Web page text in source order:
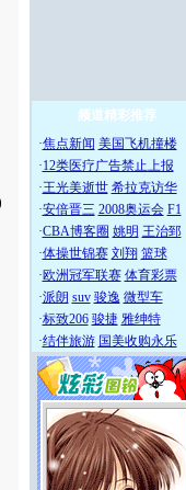
频道精彩推荐
·焦点新闻 美国飞机撞楼
·12类医疗广告禁止上报
·王光美逝世 希拉克访华
·安倍晋三 2008奥运会 F1
·CBA博客圈 姚明 王治郅
·体操世锦赛 刘翔 篮球
·欧洲冠军联赛 体育彩票
·派朗 suv 骏逸 微型车
·标致206 骏捷 雅绅特
·结伴旅游 国美收购永乐